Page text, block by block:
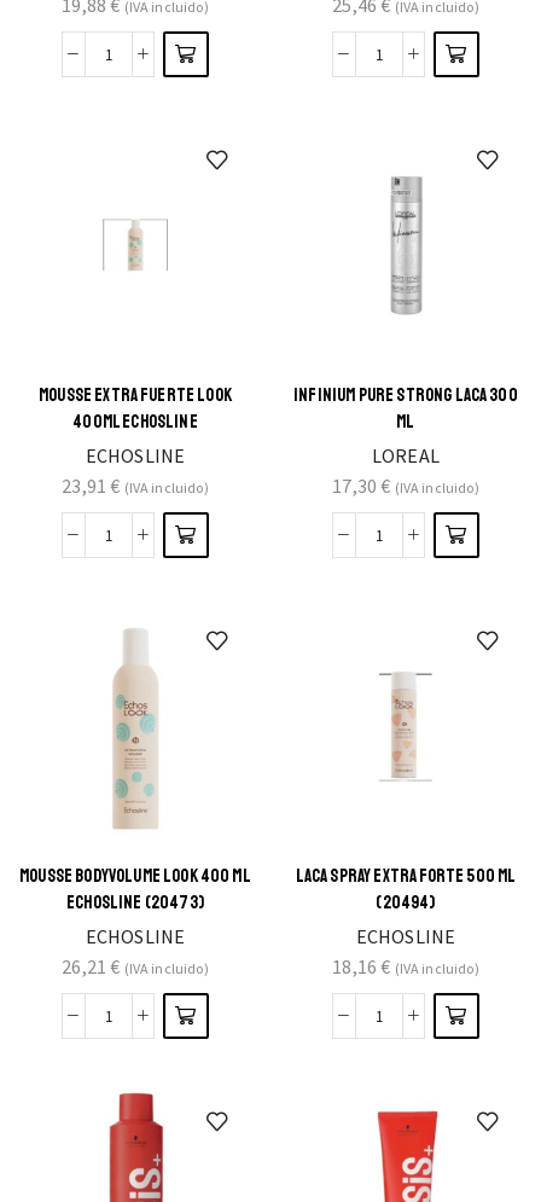
19,88€ (IVA incluido)
25,46€ (IVA incluido)
MOUSSE EXTRA FUERTE LOOK
400ML ECHOSLINE
ECHOSLINE
23,91€ (IVA incluido)
INFINIUM PURE STRONG LACA 300
ML
LOREAL
17,30€ (IVA incluido)
MOUSSE BODYVOLUME LOOK 400 ML
ECHOSLINE (20473)
ECHOSLINE
26,21€ (IVA incluido)
LACA SPRAY EXTRA FORTE 500 ML
(20494)
ECHOSLINE
18,16€ (IVA incluido)